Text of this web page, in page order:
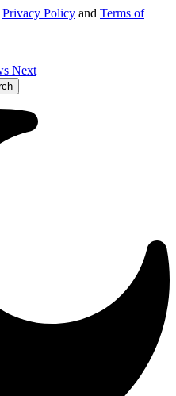
Privacy Policy and Terms of